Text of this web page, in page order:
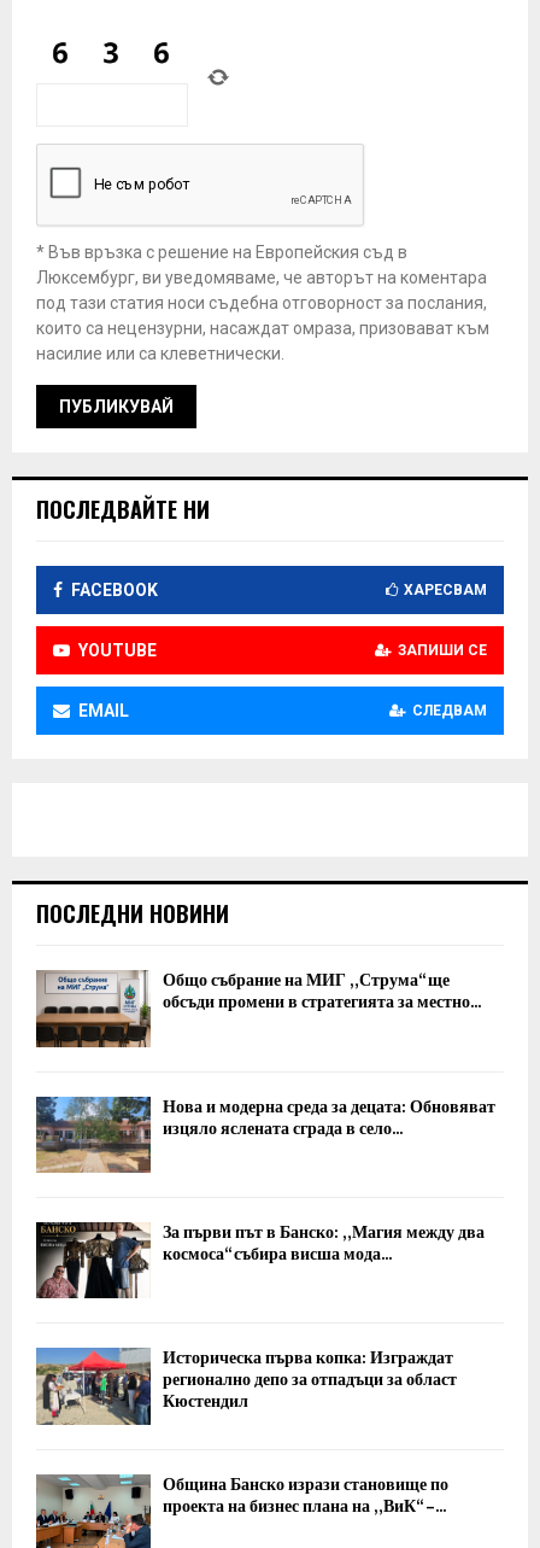
* Във връзка с решение на Европейския съд в
Люксембург, ви уведомяваме, че авторът на коментара
под тази статия носи съдебна отговорност за послания,
които са нецензурни, насаждат омраза, призовават към
насилие или са клеветнически.
ПОСЛЕДВАЙТЕ НИ
FACEBOOK ХАРЕСВАМ
YOUTUBE ЗАПИШИ СЕ
EMAIL СЛЕДВАМ
ПОСЛЕДНИ НОВИНИ
Общо събрание на МИГ „Струма“ ще
обсъди промени в стратегията за местно...
Нова и модерна среда за децата: Обновяват
изцяло яслената сграда в село...
За първи път в Банско: „Магия между два
космоса“ събира висша мода...
Историческа първа копка: Изграждат
регионално депо за отпадъци за област
Кюстендил
Община Банско изрази становище по
проекта на бизнес плана на „ВиК“ –...